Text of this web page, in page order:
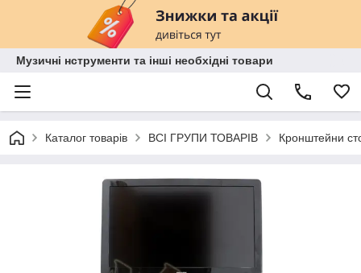
Музичні нструменти та інші необхідні товари
Каталог товарів ВСІ ГРУПИ ТОВАРІВ Кронштейни